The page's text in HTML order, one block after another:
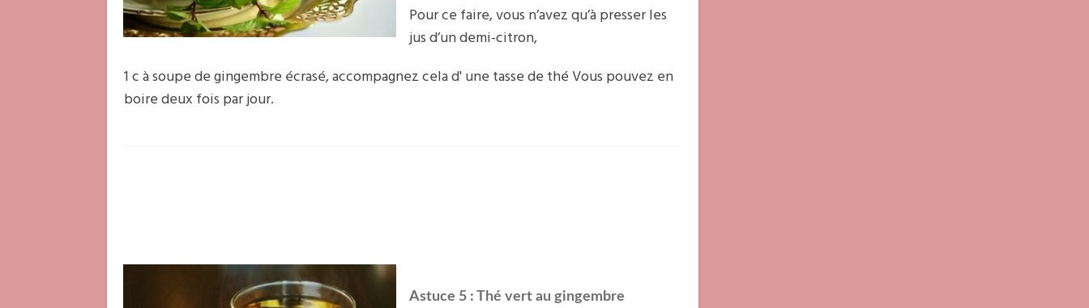
Pour ce faire, vous n’avez qu’à presser les
jus d’un demi-citron,
1 c à soupe de gingembre écrasé, accompagnez cela d' une tasse de thé Vous pouvez en
boire deux fois par jour.
Astuce 5 : Thé vert au gingembre